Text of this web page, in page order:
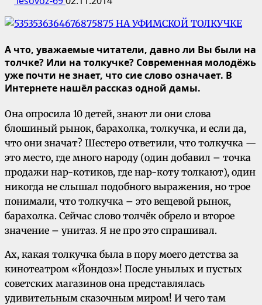
А что, уважаемые читатели, давно ли Вы были на
толчке? Или на толкучке? Современная молодёжь
уже почти не знает, что сие слово означает. В
Интернете нашёл рассказ одной дамы.
Она опросила 10 детей, знают ли они слова
блошиный рынок, барахолка, толкучка, и если да,
что они значат? Шестеро ответили, что толкучка —
это место, где много народу (один добавил – точка
продажи нap-кoтиков, где нap-кoту толкают), один
никогда не слышал подобного выражения, но трое
понимали, что толкучка – это вещевой рынок,
барахолка. Сейчас слово толчёк обрело и второе
значение – унитаз. Я не про это спрашивал.
Ах, какая толкучка была в пору моего детства за
кинoтеатром «Йондоз»! После унылых и пустых
советских магазинов она представлялась
удивительным сказочным миром! И чего там